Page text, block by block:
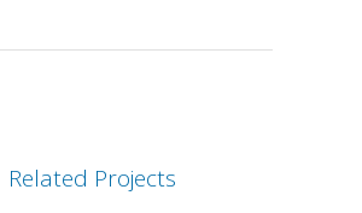
Related Projects